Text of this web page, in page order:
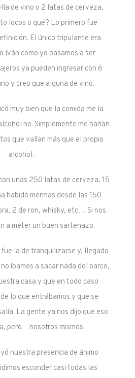
de vino o 2 latas de cerveza,
locos o qué? Lo primero fue
El único tripulante era
Iván como yo pasamos a ser
ya pueden ingresar con 6
y creo que alguna de vino.
muy bien que la comida me la
no. Simplemente me harían
que valían más que el propio
alcohol.
unas 250 latas de cerveza, 15
habido mermas desde las 150
2 de ron, whisky, etc… Si nos
a meter un buen sartenazo.
la de tranquilizarse y, llegado
íbamos a sacar nada del barco,
casa y que en todo caso
lo que entrábamos y que se
La gente ya nos dijo que eso
pero…nosotros mismos.
nuestra presencia de ánimo
esconder casi todas las